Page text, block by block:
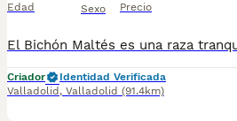
Edad Sexo Precio
Criador
Identidad Verificada
Valladolid , Valladolid (91.4km)